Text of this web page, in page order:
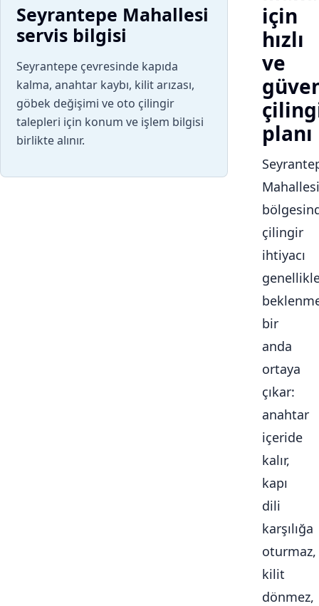
Seyrantepe Mahallesi
servis bilgisi
Seyrantepe çevresinde kapıda
kalma, anahtar kaybı, kilit arızası,
göbek değişimi ve oto çilingir
talepleri için konum ve işlem bilgisi
birlikte alınır.
için
hızlı
ve
planı
Mahallesi
çilingir
ihtiyacı
bir
anda
ortaya
çıkar:
anahtar
içeride
kalır,
kapı
dili
karşılığa
oturmaz,
kilit
dönmez,